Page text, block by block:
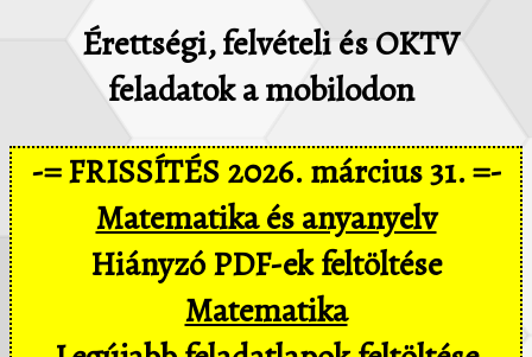
Érettségi, felvételi és OKTV
feladatok a mobilodon
-= FRISSÍTÉS 2026. március 31. =-
Matematika és anyanyelv
Hiányzó PDF-ek feltöltése
Matematika